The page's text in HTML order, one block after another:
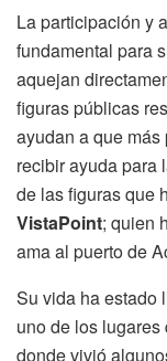
La participación y
fundamental para
aquejan
figuras públicas
ayudan a que
recibir ayuda para
de las figuras que
VistaPoint; quien
ama al puerto de
Su vida ha estado
uno de los
donde vivió